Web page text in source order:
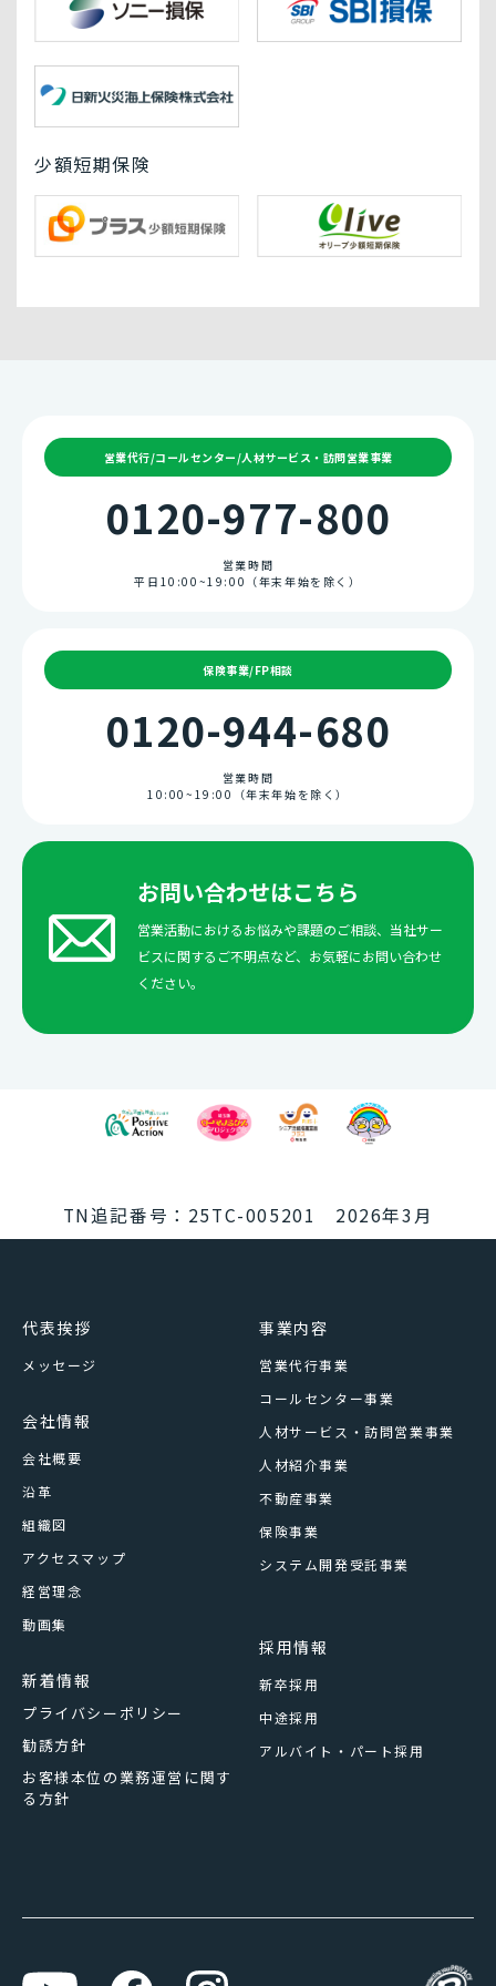
少額短期保険
営業代行/コールセンター/人材サービス・訪問営業事業
0120-977-800
営業時間
平日10:00~19:00（年末年始を除く）
保険事業/FP相談
0120-944-680
営業時間
10:00~19:00（年末年始を除く）
お問い合わせはこちら
営業活動におけるお悩みや課題のご相談、当社サー
ビスに関するご不明点など、お気軽にお問い合わせ
ください。
TN追記番号：25TC-005201 2026年3月
代表挨拶
メッセージ
事業内容
営業代行事業
コールセンター事業
人材サービス・訪問営業事業
人材紹介事業
不動産事業
保険事業
システム開発受託事業
会社情報
会社概要
沿革
組織図
アクセスマップ
経営理念
動画集
採用情報
新卒採用
中途採用
アルバイト・パート採用
新着情報
プライバシーポリシー
勧誘方針
お客様本位の業務運営に関す
る方針